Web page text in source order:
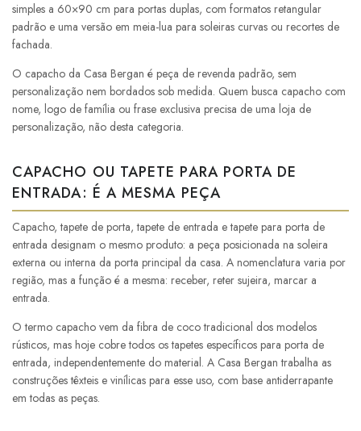
simples a 60×90 cm para portas duplas, com formatos retangular
padrão e uma versão em meia-lua para soleiras curvas ou recortes de
fachada.
O capacho da Casa Bergan é peça de revenda padrão, sem
personalização nem bordados sob medida. Quem busca capacho com
nome, logo de família ou frase exclusiva precisa de uma loja de
personalização, não desta categoria.
CAPACHO OU TAPETE PARA PORTA DE
ENTRADA: É A MESMA PEÇA
Capacho, tapete de porta, tapete de entrada e tapete para porta de
entrada designam o mesmo produto: a peça posicionada na soleira
externa ou interna da porta principal da casa. A nomenclatura varia por
região, mas a função é a mesma: receber, reter sujeira, marcar a
entrada.
O termo capacho vem da fibra de coco tradicional dos modelos
rústicos, mas hoje cobre todos os tapetes específicos para porta de
entrada, independentemente do material. A Casa Bergan trabalha as
construções têxteis e vinílicas para esse uso, com base antiderrapante
em todas as peças.